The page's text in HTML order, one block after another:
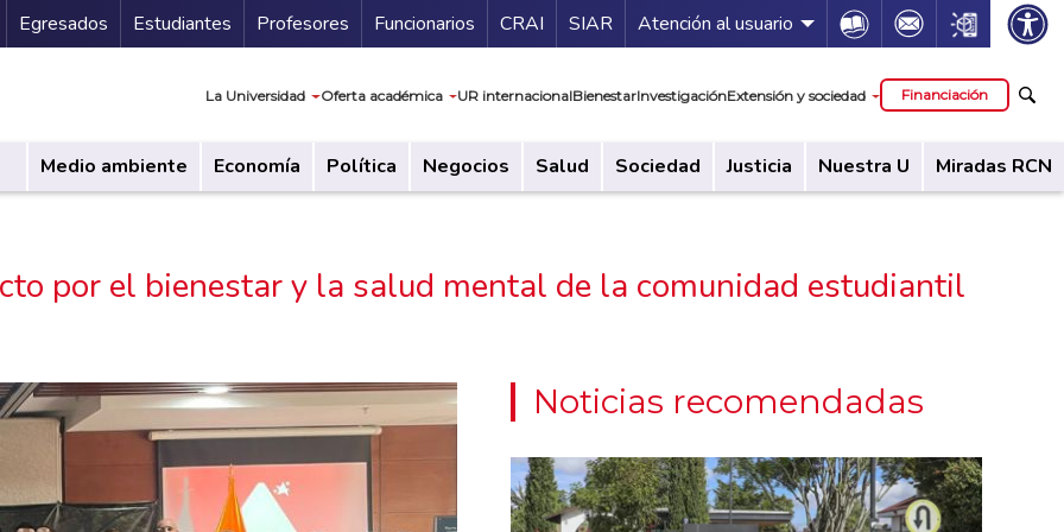
Secundario
Egresados Estudiantes Profesores Funcionarios Guía de servicios
CRAI SIAR Atención al usuario Icon Icon Icon
La Universidad Oferta académica UR internacionalBienestarInvestigaciónExtensión y sociedad Financiación
Medio ambiente Economía Política Negocios Salud Sociedad Justicia Nuestra U Miradas RCN
por el bienestar y la salud mental de la comunidad estudiantil
Noticias recomendadas